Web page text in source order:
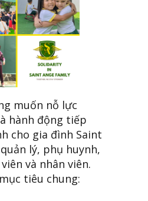
muốn nỗ lực
hành động tiếp
cho gia đình Saint
lý, phụ huynh,
và nhân viên.
tiêu chung: